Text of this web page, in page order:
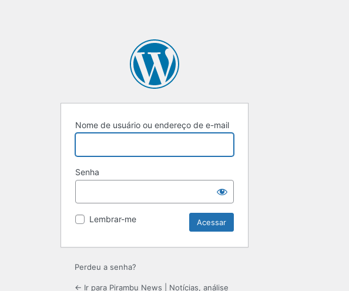
Nome de usuário ou endereço de e-mail
Senha
Lembrar-me
Perdeu a senha?
← Ir para Pirambu News | Notícias, análise